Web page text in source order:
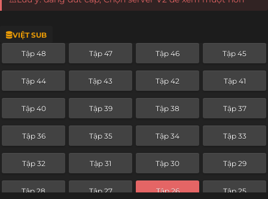
VIỆT SUB
Tập 48 Tập 47 Tập 46 Tập 45
Tập 44 Tập 43 Tập 42 Tập 41
Tập 40 Tập 39 Tập 38 Tập 37
Tập 36 Tập 35 Tập 34 Tập 33
Tập 32 Tập 31 Tập 30 Tập 29
Tập 28 Tập 27 Tập 26 Tập 25